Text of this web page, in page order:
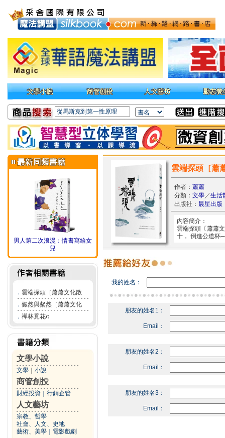
男人第二次浪漫：情書寫給女
兒
． 雲端探頭［蕭蕭文化散
． 儼然與粲然［蕭蕭文化
． 禪林覓花ᦅ
文學小說
文學 小說
商管創投
財經投資 行銷企管
人文藝坊
宗教、哲學
社會、人文、史地
藝術、美學
電影戲劇
雲端探頭［蕭
作者： 蕭蕭
分類： 文學／生活
出版社： 晨星出版
內容簡介：
雲端探頭〔蕭蕭
十， 倒進公道杯
我的姓名：
朋友的姓名1：
Email：
朋友的姓名2：
Email：
朋友的姓名3：
Email：